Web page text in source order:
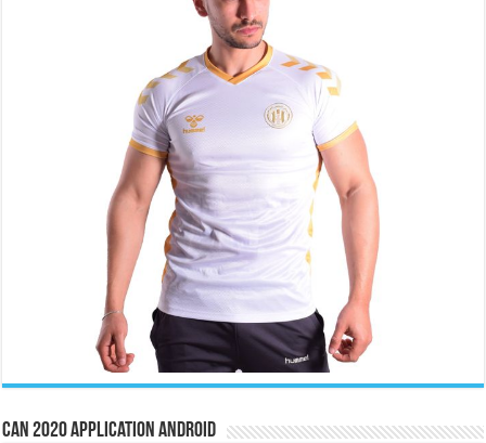
CAN 2020 Application Android